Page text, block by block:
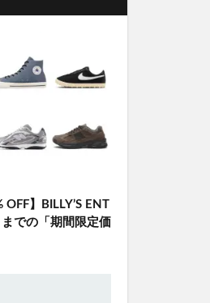
】BILLY’S ENT
での「期間限定価